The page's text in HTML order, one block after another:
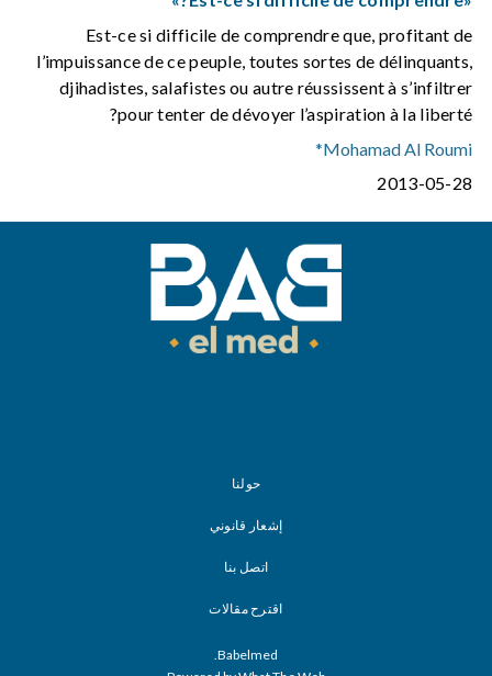
Est-ce si difficile de comprendre que, profitant de
l’impuissance de ce peuple, toutes sortes de délinquants,
djihadistes, salafistes ou autre réussissent à s’infiltrer
pour tenter de dévoyer l’aspiration à la liberté?
Mohamad Al Roumi*
2013-05-28
حولنا
إشعار قانوني
اتصل بنا
اقترح مقالات
Babelmed.